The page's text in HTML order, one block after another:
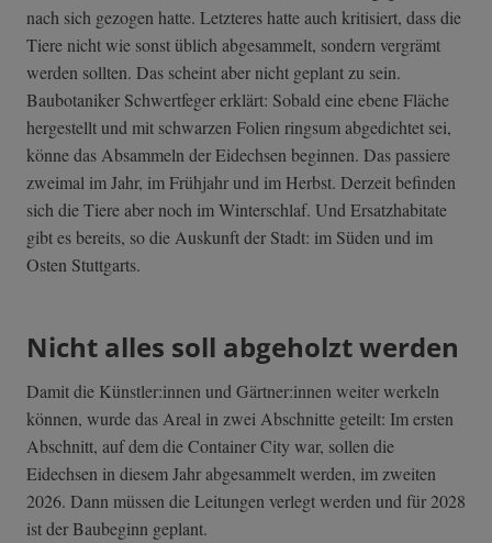
nach sich gezogen hatte. Letzteres hatte auch kritisiert, dass die
Tiere nicht wie sonst üblich abgesammelt, sondern vergrämt
werden sollten. Das scheint aber nicht geplant zu sein.
Baubotaniker Schwertfeger erklärt: Sobald eine ebene Fläche
hergestellt und mit schwarzen Folien ringsum abgedichtet sei,
könne das Absammeln der Eidechsen beginnen. Das passiere
zweimal im Jahr, im Frühjahr und im Herbst. Derzeit befinden
sich die Tiere aber noch im Winterschlaf. Und Ersatzhabitate
gibt es bereits, so die Auskunft der Stadt: im Süden und im
Osten Stuttgarts.
Nicht alles soll abgeholzt werden
Damit die Künstler:innen und Gärtner:innen weiter werkeln
können, wurde das Areal in zwei Abschnitte geteilt: Im ersten
Abschnitt, auf dem die Container City war, sollen die
Eidechsen in diesem Jahr abgesammelt werden, im zweiten
2026. Dann müssen die Leitungen verlegt werden und für 2028
ist der Baubeginn geplant.